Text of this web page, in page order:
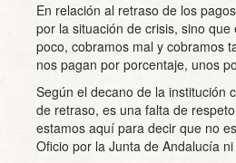
En relación al retraso de los
por la situación de crisis, sino
poco, cobramos mal y cobramos
nos pagan por porcentaje, unos
Según el decano de la institución
de retraso, es una falta de
estamos aquí para decir que no
Oficio por la Junta de Andalucía